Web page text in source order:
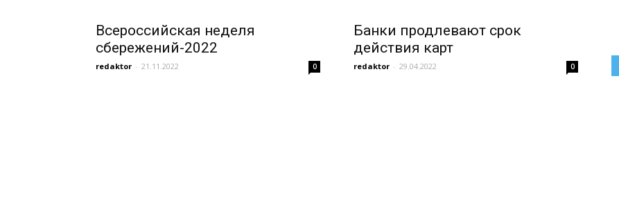
Всероссийская неделя
сбережений-2022
redaktor - 21.11.2022 0
Банки продлевают срок
действия карт
redaktor - 29.04.2022 0